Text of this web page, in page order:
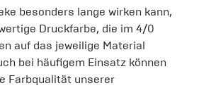
besonders lange wirken kann,
Druckfarbe, die im 4/0
auf das jeweilige Material
bei häufigem Einsatz können
Farbqualität unserer